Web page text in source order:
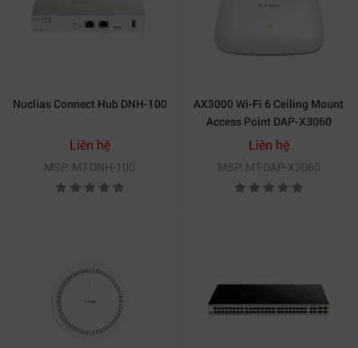
Nuclias Connect Hub DNH-100
Liên hệ
MSP: MT-DNH-100
AX3000 Wi-Fi 6 Ceiling Mount
Access Point DAP-X3060
Liên hệ
MSP: MT-DAP-X3060